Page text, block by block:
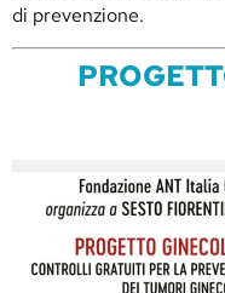
di prevenzione.